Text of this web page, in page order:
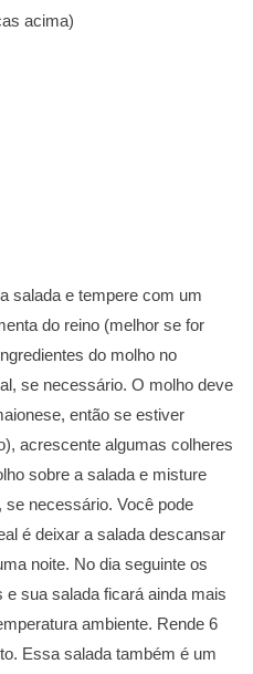
acima)
salada e tempere com um
do reino (melhor se for
do molho no
se necessário. O molho deve
então se estiver
acrescente algumas colheres
sobre a salada e misture
necessário. Você pode
é deixar a salada descansar
noite. No dia seguinte os
sua salada ficará ainda mais
ambiente. Rende 6
Essa salada também é um